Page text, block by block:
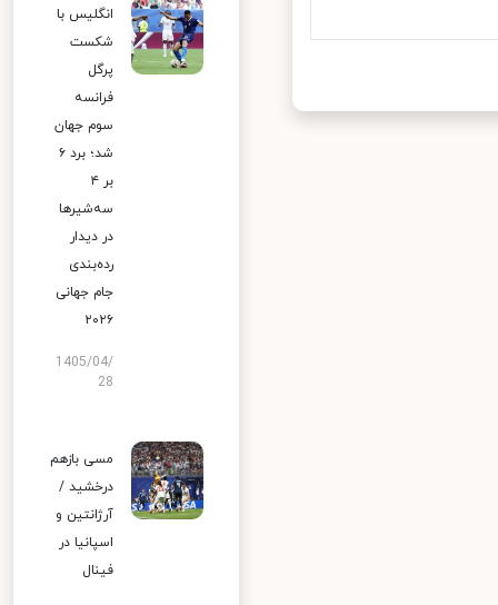
انگلیس با
شکست
پرگل
فرانسه
سوم جهان
شد؛ برد ۶
بر ۴
سه‌شیرها
در دیدار
رده‌بندی
جام جهانی
۲۰۲۶
1405/04/
28
مسی بازهم
درخشید /
آرژانتین و
اسپانیا در
فینال